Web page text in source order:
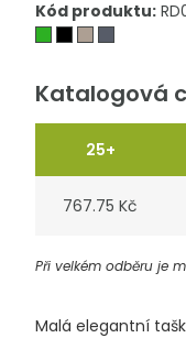
Kód produktu:
Katalogová
25+
767.75 Kč
Při velkém odběru je
Malá elegantní